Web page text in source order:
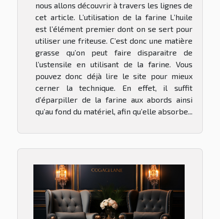
nous allons découvrir à travers les lignes de
cet article. L’utilisation de la farine L’huile
est l’élément premier dont on se sert pour
utiliser une friteuse. C’est donc une matière
grasse qu’on peut faire disparaitre de
l’ustensile en utilisant de la farine. Vous
pouvez donc déjà lire le site pour mieux
cerner la technique. En effet, il suffit
d’éparpiller de la farine aux abords ainsi
qu’au fond du matériel, afin qu’elle absorbe...